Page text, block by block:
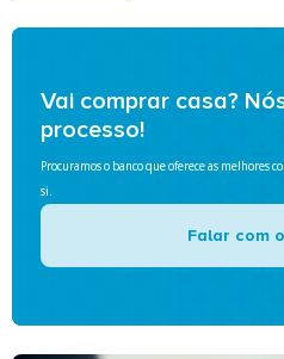
Vai comprar casa?
processo!
Procuramos o banco que oferece as melhores
si.
Falar com